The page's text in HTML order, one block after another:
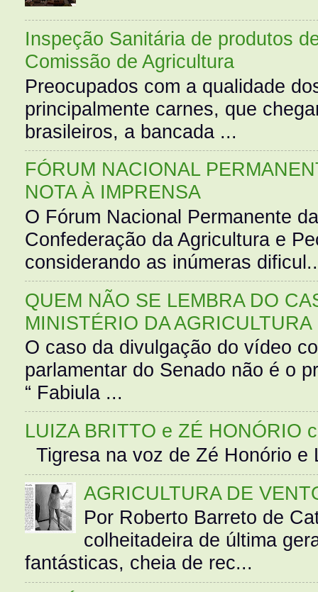
Inspeção Sanitária de produtos
Comissão de Agricultura
Preocupados com a qualidade
principalmente carnes, que
brasileiros, a bancada ...
FÓRUM NACIONAL
NOTA À IMPRENSA
O Fórum Nacional Permanente
Confederação da Agricultura e
considerando as inúmeras
QUEM NÃO SE LEMBRA DO
MINISTÉRIO DA AGRICULTURA
O caso da divulgação do vídeo
parlamentar do Senado não é o
“ Fabiula ...
LUIZA BRITTO e ZÉ HONÓRIO
Tigresa na voz de Zé Honório
AGRICULTURA DE
Por Roberto Barreto de
colheitadeira de última
fantásticas, cheia de rec...